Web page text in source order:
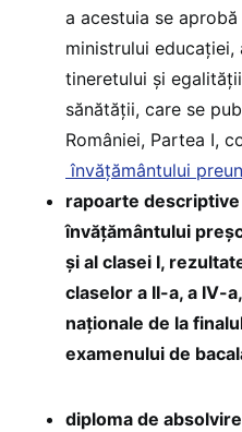
a acestuia se
ministrului
tineretului și
sănătății, care se
României, Partea I,
învățământului
rapoarte
învățământului
și al clasei I,
claselor a II-a, a IV-
naționale de la
examenului de
diploma de